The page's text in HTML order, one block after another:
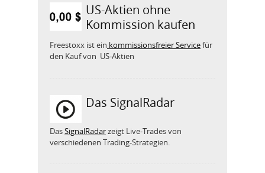
US-Aktien ohne
Kommission kaufen
Freestoxx ist ein kommissionsfreier Servicefür
den Kauf von US-Aktien
Das SignalRadar
DasSignalRadarzeigt Live-Trades von
verschiedenen Trading-Strategien.